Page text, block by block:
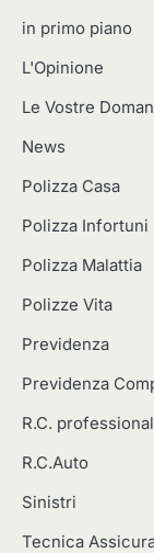
in primo piano
L'Opinione
Le Vostre
News
Polizza Casa
Polizza Infortuni
Polizza Malattia
Polizze Vita
Previdenza
Previdenza
R.C.
R.C.Auto
Sinistri
Tecnica